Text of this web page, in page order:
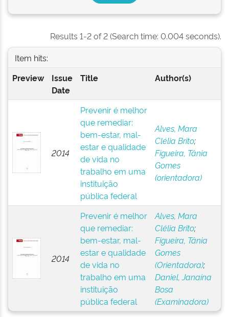
Results 1-2 of 2 (Search time: 0.004 seconds).
Item hits:
Preview
Issue
Date
Title Author(s)
2014
Prevenir é melhor
que remediar:
bem-estar, mal-
estar e qualidade
de vida no
trabalho em uma
instituição
pública federal
Alves, Mara
Clélia Brito;
Figueira, Tânia
Gomes
(orientadora)
2014
Prevenir é melhor
que remediar:
bem-estar, mal-
estar e qualidade
de vida no
trabalho em uma
instituição
pública federal
Alves, Mara
Clélia Brito;
Figueira, Tânia
Gomes
(Orientadora);
Daniel, Janaína
Bosa
(Examinadora)